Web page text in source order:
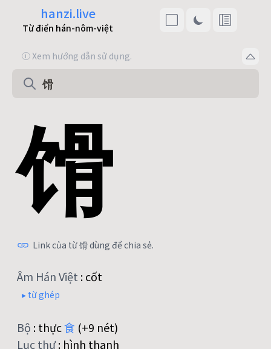
hanzi.live
Từ điển hán-nôm-việt
ⓘ Xem hướng dẫn sử dụng.
馉
Link của từ 馉 dùng để chia sẻ.
Âm Hán Việt :cốt
▸ từ ghép
Bộ :thực食 (+9 nét)
Lục thư: hình thanh